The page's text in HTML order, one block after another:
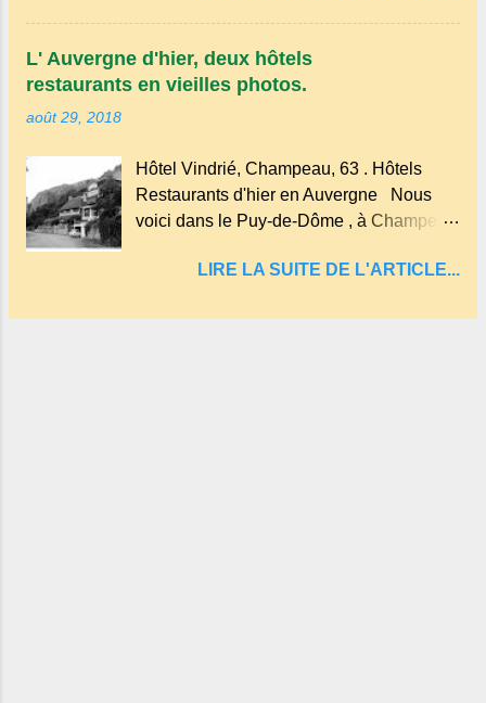
cela dans un grand parc arboré.
: le Lac de Tazenat ou Tazanat, il est le
premier et le plus au nord de la Chaîne
des Puys qui en compte près de soixante.
En Auvergne on dit : un " Gour " c 'est
Longtemps considéré comme "sans fond"
et en forme d'entonnoir entraînant vers les
entrailles de la terre, les malheureux qui
L' Auvergne d'hier, deux hôtels
restaurants en vieilles photos.
août 29, 2018
Hôtel Vindrié, Champeau, 63 . Hôtels
Restaurants d'hier en Auvergne Nous
voici dans le Puy-de-Dôme , à Champeau
commune de Servant . L'Hôtel-Restaurant
fritures, ses truites, son jambon de pays et
LIRE LA SUITE DE L'ARTICLE...